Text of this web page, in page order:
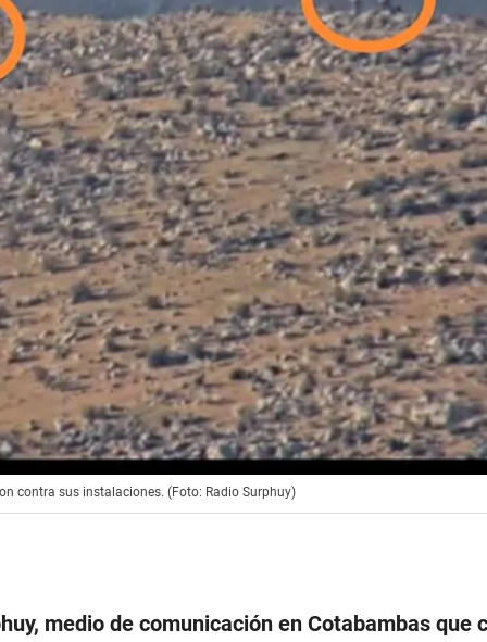
contra sus instalaciones. (Foto: Radio Surphuy)
medio de comunicación en Cotabambas que